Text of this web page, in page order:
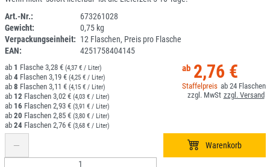
Art.-Nr.:
673261028
Gewicht:
0,75 kg
Verpackungseinheit: 12 Flaschen, Preis pro Flasche
EAN:
4251758404145
2,76 €
24
1 3,28 € (4,37 € / Liter)
4 3,19 € (4,25 € / Liter)
8 3,11 € (4,15 € / Liter)
12 3,02 € (4,03 € / Liter)
16 2,93 € (3,91 € / Liter)
20 2,85 € (3,80 € / Liter)
24 2,76 € (3,68 € / Liter)